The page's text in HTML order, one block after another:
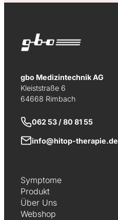
gbo Medizintechnik AG
Kleiststraße 6
64668 Rimbach
062 53 / 80 81 55
info@hitop-therapie.de
Symptome
Produkt
Über Uns
Webshop